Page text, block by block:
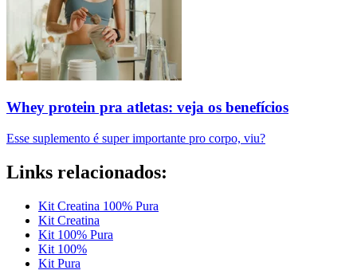
Whey protein pra atletas: veja os benefícios
Esse suplemento é super importante pro corpo, viu?
Links relacionados:
Kit Creatina 100% Pura
Kit Creatina
Kit 100% Pura
Kit 100%
Kit Pura